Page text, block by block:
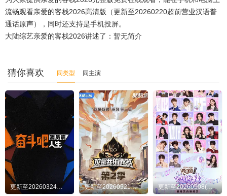
20260424第9期 20260501加更版第4期
流畅观看亲爱的客栈2026高清版（更新至20260220超前营业汉语普
通话原声），同时还支持是手机投屏。
大陆综艺亲爱的客栈2026讲述了：暂无简介
猜你喜欢 同类型 同主演
更新至20260324先导片 更新至20260521往季精编：爆笑名场面回顾 更新至20260508(第3期纯享)